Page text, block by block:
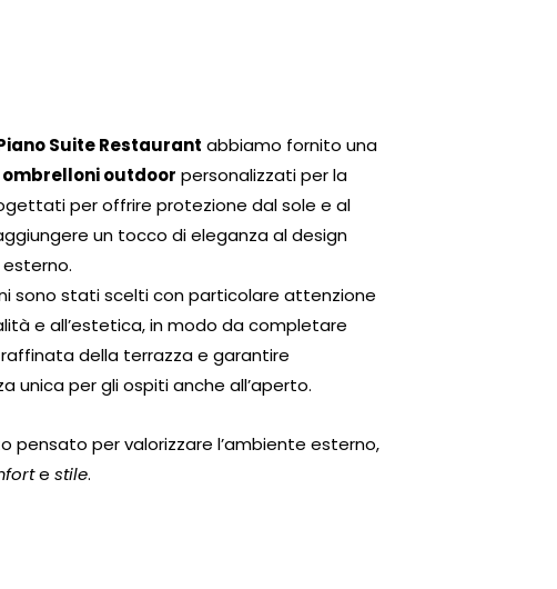
Suite Restaurant abbiamo fornito una
ombrelloni outdoor personalizzati per la
per offrire protezione dal sole e al
un tocco di eleganza al design
sono stati scelti con particolare attenzione
e all’estetica, in modo da completare
della terrazza e garantire
unica per gli ospiti anche all’aperto.
pensato per valorizzare l’ambiente esterno,
e stile.